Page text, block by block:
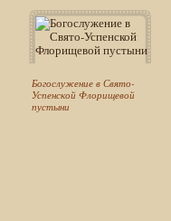
Богослужение в Свято-
Успенской Флорищевой
пустыни